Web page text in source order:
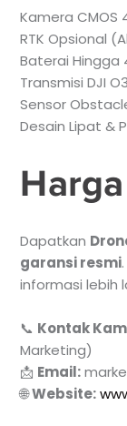
Kamera CMOS
RTK Opsional
Baterai Hingga
Transmisi DJI
Sensor
Desain Lipat &
Dapatkan
garansi resmi
informasi lebih
📞 Kontak
Marketing)
📩 Email:
🌐Website: